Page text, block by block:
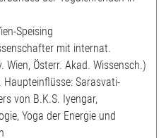
Speising
mit internat.
Österr. Akad. Wissensch.)
Sarasvati-
von B.K.S. Iyengar,
Yoga der Energie und